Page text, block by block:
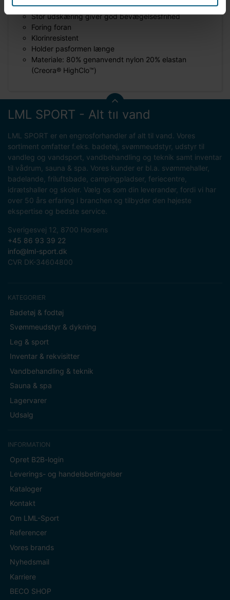
Multiprint og logotryk foran
Stor udskæring giver god bevægelsesfrihed
Foring foran
Klorinresistent
Holder pasformen længe
Materiale: 80% genanvendt nylon 20% elastan
(Creora® HighClo™)
LML SPORT - Alt til vand
LML SPORT er en engrosforhandler af alt til vand. Vores
sortiment omfatter f.eks. badetøj, svømmeudstyr, udstyr til
vandleg og vandsport, vandbehandling og teknik samt inventar
til vådrum, sauna & spa. Vores kunder er bl.a. svømmehaller,
badelande, friluftsbade, campingpladser, feriecentre,
idrætshaller og skoler. Vælg os som din leverandør, fordi vi har
over 50 års erfaring i branchen og tilbyder den højeste
ekspertise og bedste service.
Sverigesvej 12, 8700 Horsens
+45 86 93 39 22
info@lml-sport.dk
CVR DK-34604800
KATEGORIER
Badetøj & fodtøj
Svømmeudstyr & dykning
Leg & sport
Inventar & rekvisitter
Vandbehandling & teknik
Sauna & spa
Lagervarer
Udsalg
INFORMATION
Opret B2B-login
Leverings- og handelsbetingelser
Kataloger
Kontakt
Om LML-Sport
Referencer
Vores brands
Nyhedsmail
Karriere
BECO SHOP